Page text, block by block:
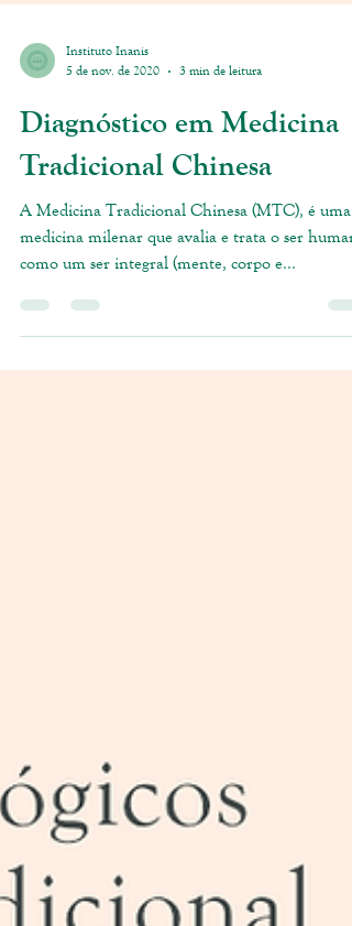
Instituto Inanis
Diagnóstico em Medicina
Tradicional Chinesa
A Medicina Tradicional Chinesa (MTC), é uma
medicina milenar que avalia e trata o ser